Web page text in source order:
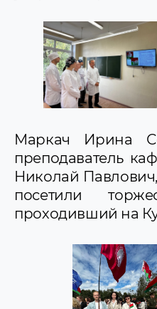
Маркач Ирина
преподаватель
Николай
посетили
проходивший на